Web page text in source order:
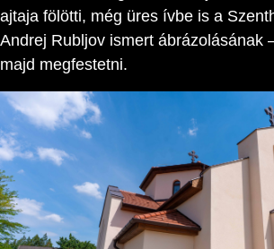
ajtaja fölötti, még üres ívbe is a
Andrej Rubljov ismert ábrázolásának
majd megfestetni.